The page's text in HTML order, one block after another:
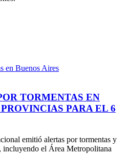
TORMENTAS EN
PARA EL 6
emitió alertas por tormentas y
incluyendo el Área Metropolitana